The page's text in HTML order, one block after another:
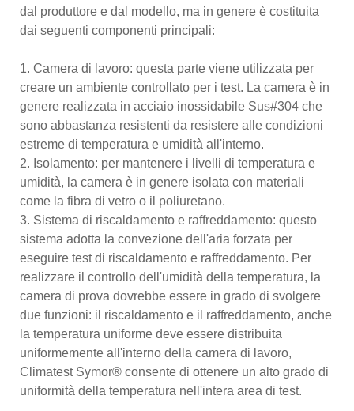
dal produttore e dal modello, ma in genere è costituita
dai seguenti componenti principali:
1. Camera di lavoro: questa parte viene utilizzata per
creare un ambiente controllato per i test. La camera è in
genere realizzata in acciaio inossidabile Sus#304 che
sono abbastanza resistenti da resistere alle condizioni
estreme di temperatura e umidità all'interno.
2. Isolamento: per mantenere i livelli di temperatura e
umidità, la camera è in genere isolata con materiali
come la fibra di vetro o il poliuretano.
3. Sistema di riscaldamento e raffreddamento: questo
sistema adotta la convezione dell'aria forzata per
eseguire test di riscaldamento e raffreddamento. Per
realizzare il controllo dell'umidità della temperatura, la
camera di prova dovrebbe essere in grado di svolgere
due funzioni: il riscaldamento e il raffreddamento, anche
la temperatura uniforme deve essere distribuita
uniformemente all'interno della camera di lavoro,
Climatest Symor® consente di ottenere un alto grado di
uniformità della temperatura nell'intera area di test.